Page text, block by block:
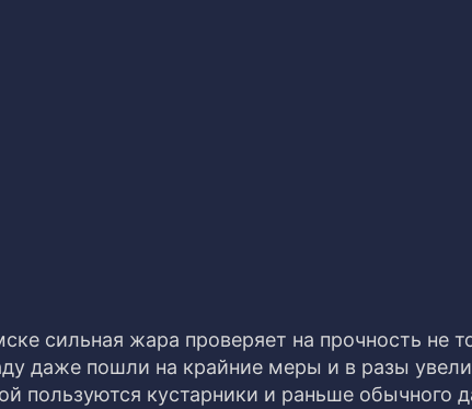
сильная жара проверяет на прочность не
даже пошли на крайние меры и в разы
пользуются кустарники и раньше обычного